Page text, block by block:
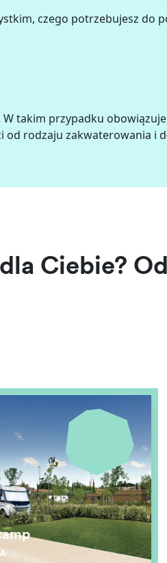
czego potrzebujesz do
takim przypadku
od rodzaju zakwaterowania i
Ciebie?